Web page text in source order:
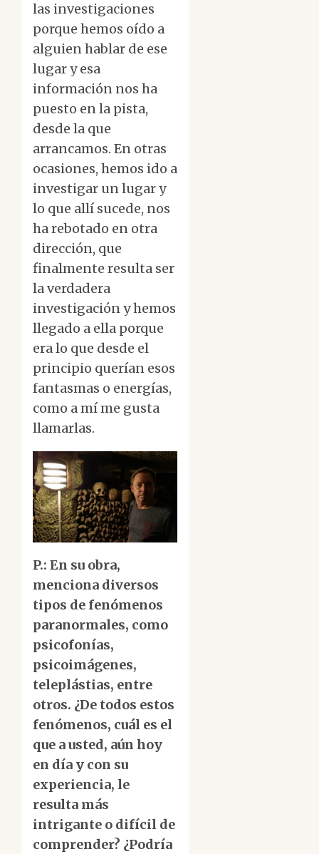
las investigaciones
porque hemos oído a
alguien hablar de ese
lugar y esa
información nos ha
puesto en la pista,
desde la que
arrancamos. En otras
ocasiones, hemos ido a
investigar un lugar y
lo que allí sucede, nos
ha rebotado en otra
dirección, que
finalmente resulta ser
la verdadera
investigación y hemos
llegado a ella porque
era lo que desde el
principio querían esos
fantasmas o energías,
como a mí me gusta
llamarlas.
P.: En su obra,
menciona diversos
tipos de fenómenos
paranormales, como
psicofonías,
psicoimágenes,
teleplástias, entre
otros. ¿De todos estos
fenómenos, cuál es el
que a usted, aún hoy
en día y con su
experiencia, le
resulta más
intrigante o difícil de
comprender? ¿Podría